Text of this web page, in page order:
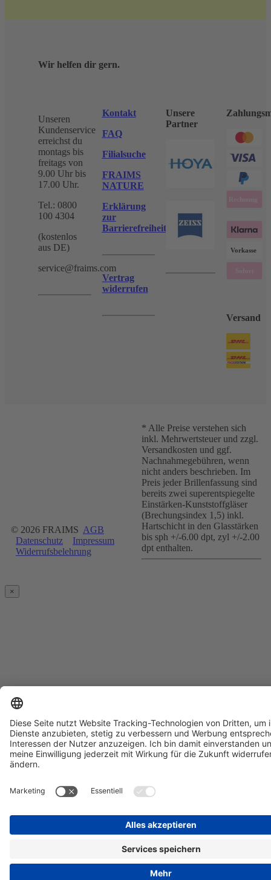
Wir helfen dir gern.
Unseren
Kundenservice
erreichst du
montags bis
freitags von
9.00 Uhr bis
17.00 Uhr.
Tel.: 0800
100 4304
(kostenlos
aus DE)
service@fraims.com
Kontakt
FAQ
Filialsuche
FRAIMS
NATURE
Erklärung
zur
Barrierefreiheit
Vertrag
widerrufen
Unsere
Partner
Versand
© 2026 FRAIMS AGB
Datenschutz
Impressum
Widerrufsbelehrung
* Alle Preise verstehen sich
inkl. Mehrwertsteuer und zzgl.
Versandkosten und ggf.
Nachnahmegebühren, wenn
nicht anders beschrieben. Im
Preis jeder Brillenfassung sind
bereits zwei superentspiegelte
Einstärken-Kunststoffgläser
(Brechungsindex 1,5) inkl.
Hartschicht in den Glasstärken
bis sph +/-6.00 dpt, zyl +/-2.00
dpt enthalten.
×